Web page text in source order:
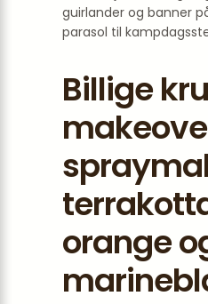
guirlander og banner
parasol til
Billige
orange